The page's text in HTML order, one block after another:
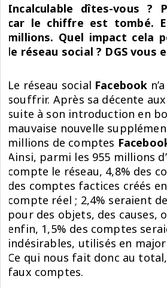
Incalculable dîtes-vous ?
car le chiffre est tombé.
millions. Quel impact cela
le réseau social ? DGS vous
Le réseau social Facebook
souffrir. Après sa décente
suite à son introduction en
mauvaise nouvelle
millions de comptes
Ainsi, parmi les 955 millions
compte le réseau, 4,8% des
des comptes factices créés
compte réel ; 2,4% seraient
pour des objets, des causes,
enfin, 1,5% des comptes
indésirables, utilisés en
Ce qui nous fait donc au
faux comptes.